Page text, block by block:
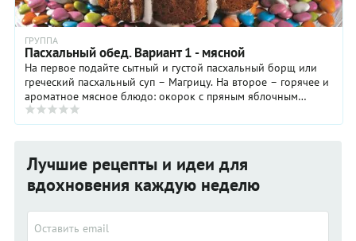
ГРУППА
Пасхальный обед. Вариант 1 - мясной
На первое подайте сытный и густой пасхальный борщ или
греческий пасхальный суп – Магрицу. На второе – горячее и
ароматное мясное блюдо: окорок с пряным яблочным
соусом или жареная индейка. Пасхальные ...
Лучшие рецепты и идеи для
вдохновения каждую неделю